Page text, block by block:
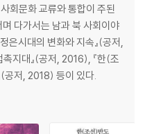
회문화 교류와 통합이 주된
며 다가서는 남과 북 사회이야
은시대의 변화와 지속』(공저,
지대』(공저, 2016), 『한(조
공저, 2018) 등이 있다.